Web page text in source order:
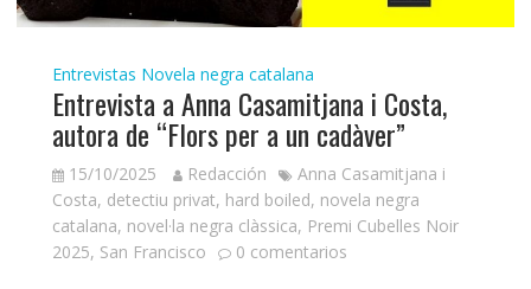
Entrevistas Novela negra catalana
Entrevista a Anna Casamitjana i Costa,
autora de “Flors per a un cadàver”
15/10/2025 Redacción
Anna Casamitjana i
Costa, detectiu privat, hard boiled, novela negra
catalana, novel·la negra clàssica, Premi Cubelles Noir
2025, San Francisco 0 comentarios